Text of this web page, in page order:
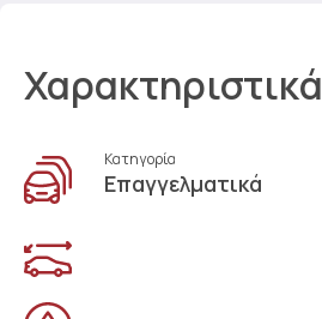
Χαρακτηριστικά
Κατηγορία
Επαγγελματικά